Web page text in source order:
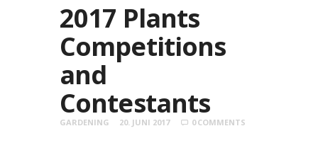
2017 Plants
Competitions
and
Contestants
GARDENING 20. JUNI 2017 0 COMMENTS